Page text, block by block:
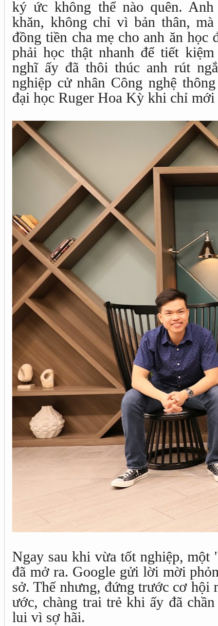
ký ức không thể nào quên.
khăn, không chỉ vì bản thân,
đồng tiền cha mẹ cho anh ăn
phải học thật nhanh để tiết
nghĩ ấy đã thôi thúc anh rút
nghiệp cử nhân Công nghệ
đại học Ruger Hoa Kỳ khi chỉ
Ngay sau khi vừa tốt nghiệp, một
đã mở ra. Google gửi lời mời
sở. Thế nhưng, đứng trước cơ hội
ước, chàng trai trẻ khi ấy đã
lui vì sợ hãi.